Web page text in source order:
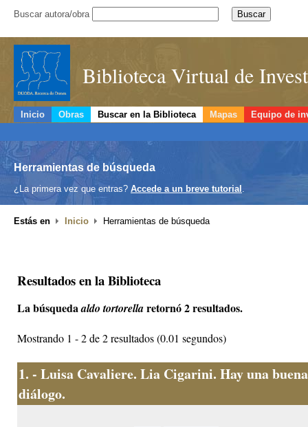
Buscar autora/obra
Biblioteca Virtual de
Inicio Obras Buscar en la Biblioteca Mapas Equipo de
Herramientas de búsqueda
¿La primera vez que entras? Accede a un breve tutorial .
Estás en Inicio Herramientas de búsqueda
Resultados en la Biblioteca
La búsquedaaldo tortorellaretornó 2 resultados.
Mostrando 1 - 2 de 2 resultados (0.01 segundos)
1. - Luisa Cavaliere. Lia Cigarini. Hay una
diálogo.